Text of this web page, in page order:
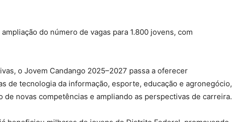
do número de vagas para 1.800 jovens, com
o Jovem Candango 2025–2027 passa a oferecer
de tecnologia da informação, esporte, educação e agronegócio,
novas competências e ampliando as perspectivas de carreira.